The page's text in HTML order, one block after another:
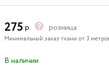
275 р. розница
Минимальный заказ ткани от 3
В наличии